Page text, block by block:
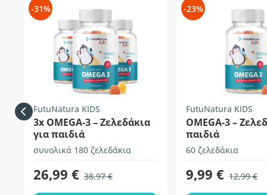
-31%
FutuNatura KIDS
3x OMEGA-3 – Ζελεδάκια
για παιδιά
συνολικά 180 ζελεδάκια
26,99 € 38,97 €
-23%
FutuNatura KIDS
OMEGA-3 –
παιδιά
60 ζελεδάκια
9,99 € 12,99 €